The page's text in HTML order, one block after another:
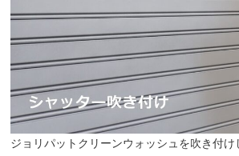
ジョリパットクリーンウォッシュを吹き付